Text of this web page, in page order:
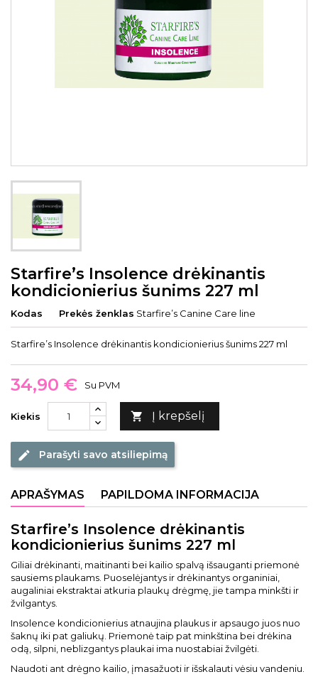
Starfire’s Insolence drėkinantis
kondicionierius šunims 227 ml
Kodas Prekės ženklas Starfire’s Canine Care line
Starfire’s Insolence drėkinantis kondicionierius šunims 227 ml
34,90 € Su PVM
Kiekis  Į krepšelį
edit Parašyti savo atsiliepimą
APRAŠYMAS PAPILDOMA INFORMACIJA
Starfire’s Insolence drėkinantis
kondicionierius šunims 227 ml
Giliai drėkinanti, maitinanti bei kailio spalvą išsauganti priemonė
sausiems plaukams. Puoselėjantys ir drėkinantys organiniai,
augaliniai ekstraktai atkuria plaukų drėgmę, jie tampa minkšti ir
žvilgantys.
Insolence kondicionierius atnaujina plaukus ir apsaugo juos nuo
šaknų iki pat galiukų. Priemonė taip pat minkština bei drėkina
odą, silpni, neblizgantys plaukai ima nuostabiai žvilgėti.
Naudoti ant drėgno kailio, įmasažuoti ir išskalauti vėsiu vandeniu.